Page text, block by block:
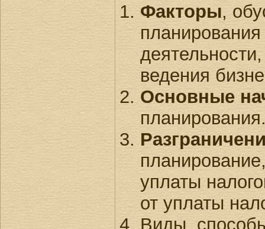
Факторы,
ведения
Основные
уплаты
от уплаты
Виды,